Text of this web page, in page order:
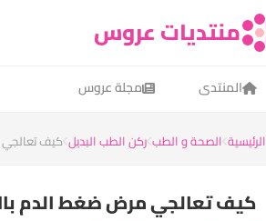
منتديات عروس
المنتدى مجلة عروس
الرئيسية الصحة و الطب ركن الطب البديل كيف
كيف تعالجي مرض ضغط الدم